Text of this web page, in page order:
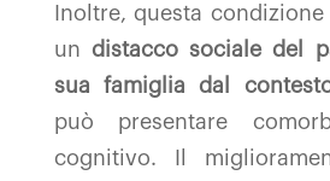
Inoltre, questa
undistacco sociale del
sua famiglia dal
può presentare
cognitivo. Il